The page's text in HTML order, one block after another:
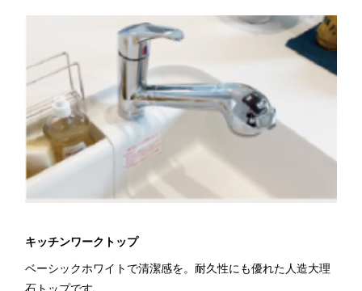
キッチンワークトップ
ベーシックホワイトで清潔感を。耐久性にも優れた人造大理